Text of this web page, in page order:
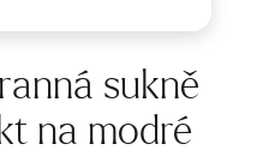
sukně
na modré